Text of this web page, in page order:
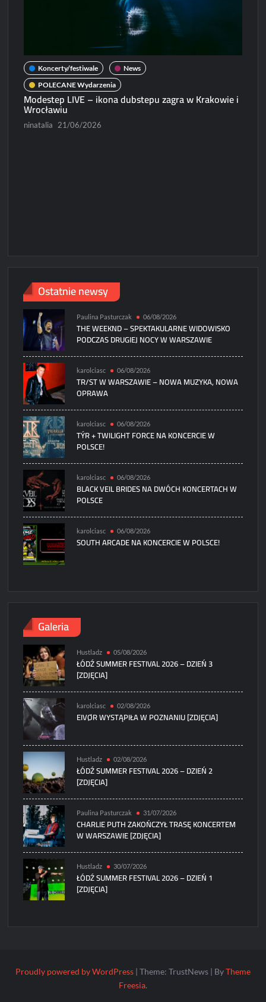
Koncerty/festiwale
News
POLECANE Wydarzenia
Modestep LIVE – ikona dubstepu zagra w Krakowie i
Wrocławiu
ninatalia 21/06/2026
Ostatnie newsy
Paulina Pasturczak 06/08/2026
THE WEEKND – SPEKTAKULARNE WIDOWISKO
PODCZAS DRUGIEJ NOCY W WARSZAWIE
karolciasc 06/08/2026
TR/ST W WARSZAWIE – NOWA MUZYKA, NOWA
OPRAWA
karolciasc 06/08/2026
TÝR + TWILIGHT FORCE NA KONCERCIE W
POLSCE!
karolciasc 06/08/2026
BLACK VEIL BRIDES NA DWÓCH KONCERTACH W
POLSCE
karolciasc 06/08/2026
SOUTH ARCADE NA KONCERCIE W POLSCE!
Galeria
Hustladz 05/08/2026
ŁÓDŹ SUMMER FESTIVAL 2026 – DZIEŃ 3
[ZDJĘCIA]
karolciasc 02/08/2026
EIVØR WYSTĄPIŁA W POZNANIU [ZDJĘCIA]
Hustladz 02/08/2026
ŁÓDŹ SUMMER FESTIVAL 2026 – DZIEŃ 2
[ZDJĘCIA]
Paulina Pasturczak 31/07/2026
CHARLIE PUTH ZAKOŃCZYŁ TRASĘ KONCERTEM
W WARSZAWIE [ZDJĘCIA]
Hustladz 30/07/2026
ŁÓDŹ SUMMER FESTIVAL 2026 – DZIEŃ 1
[ZDJĘCIA]
Proudly powered by WordPress | Theme: TrustNews | ByTheme
Freesia.